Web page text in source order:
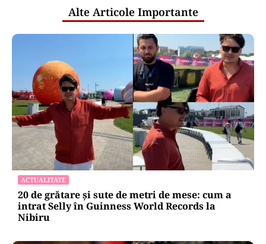
Alte Articole Importante
ACTUALITATE
20 de grătare și sute de metri de mese: cum a
intrat Selly în Guinness World Records la
Nibiru